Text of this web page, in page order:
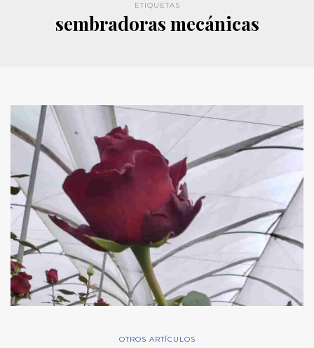
ETIQUETAS
sembradoras mecánicas
OTROS ARTÍCULOS